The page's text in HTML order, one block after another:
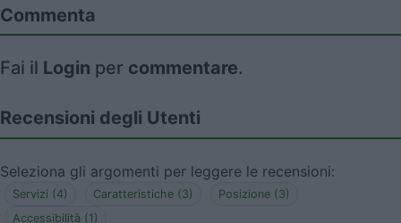
Commenta
Fai il Login per commentare.
Recensioni degli Utenti
Seleziona gli argomenti per leggere le recensioni:
Servizi (4) Caratteristiche (3)
Posizione (3)
Accessibilità (1)